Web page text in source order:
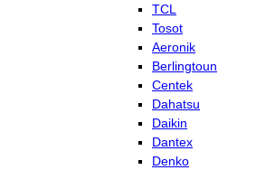
TCL
Tosot
Aeronik
Berlingtoun
Centek
Dahatsu
Daikin
Dantex
Denko